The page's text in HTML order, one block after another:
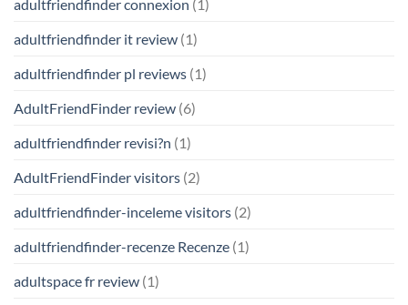
adultfriendfinder connexion (1)
adultfriendfinder it review (1)
adultfriendfinder pl reviews (1)
AdultFriendFinder review (6)
adultfriendfinder revisi?n (1)
AdultFriendFinder visitors (2)
adultfriendfinder-inceleme visitors (2)
adultfriendfinder-recenze Recenze (1)
adultspace fr review (1)